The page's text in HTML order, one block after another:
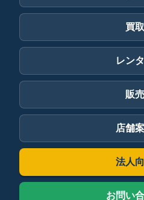
買取
レン
販売
店舗
法人
お問い